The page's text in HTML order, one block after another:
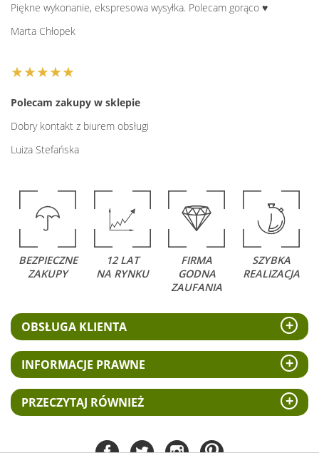
Piękne wykonanie, ekspresowa wysyłka. Polecam gorąco ♥️
Marta Chłopek
★★★★★
Polecam zakupy w sklepie
Dobry kontakt z biurem obsługi
Luiza Stefańska
BEZPIECZNE
ZAKUPY
12 LAT
NA RYNKU
FIRMA
GODNA
ZAUFANIA
SZYBKA
REALIZACJA
OBSŁUGA KLIENTA
INFORMACJE PRAWNE
PRZECZYTAJ RÓWNIEŻ